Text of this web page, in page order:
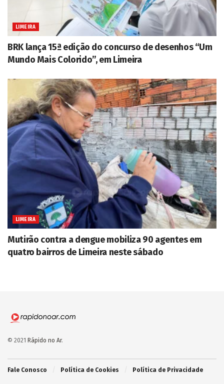
LIMEIRA
BRK lança 15ª edição do concurso de desenhos “Um
Mundo Mais Colorido”, em Limeira
LIMEIRA
Mutirão contra a dengue mobiliza 90 agentes em
quatro bairros de Limeira neste sábado
© 2021 Rápido no Ar.
Fale Conosco Política de Cookies Política de Privacidade